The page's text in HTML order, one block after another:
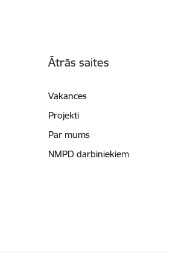
Ātrās saites
Vakances
Projekti
Par mums
NMPD darbiniekiem